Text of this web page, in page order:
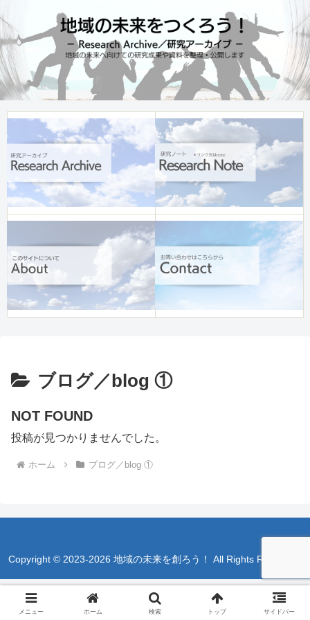
ブログ／blog ①
NOT FOUND
投稿が見つかりませんでした。
ホーム ブログ／blog ①
Copyright © 2023-2026 地域の未来を創ろう！ All Rights Reserved.
メニュー ホーム 検索 トップ サイドバー